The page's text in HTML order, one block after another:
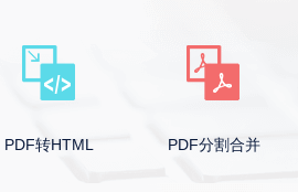
PDF分割合并 PDF转换器